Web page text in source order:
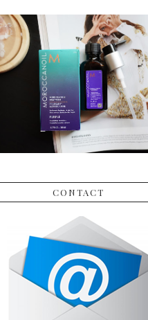
CONTACT